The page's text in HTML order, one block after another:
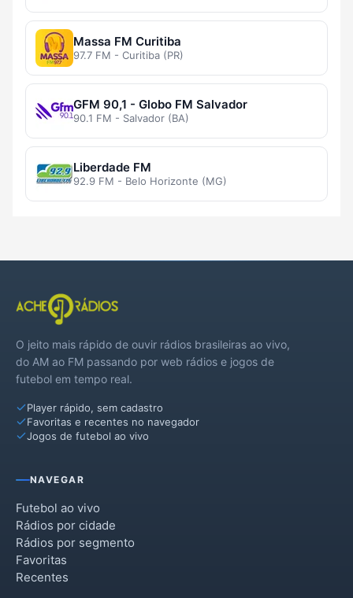
Massa FM Curitiba
97.7 FM - Curitiba (PR)
GFM 90,1 - Globo FM Salvador
90.1 FM - Salvador (BA)
Liberdade FM
92.9 FM - Belo Horizonte (MG)
O jeito mais rápido de ouvir rádios brasileiras ao vivo,
do AM ao FM passando por web rádios e jogos de
futebol em tempo real.
Player rápido, sem cadastro
Favoritas e recentes no navegador
Jogos de futebol ao vivo
NAVEGAR
Futebol ao vivo
Rádios por cidade
Rádios por segmento
Favoritas
Recentes